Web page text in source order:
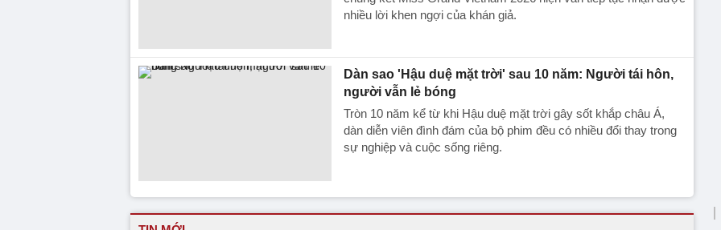
nhiều lời khen ngợi của khán giả.
Dàn sao 'Hậu duệ mặt trời' sau 10 năm: Người tái hôn,
người vẫn lẻ bóng
Tròn 10 năm kể từ khi Hậu duệ mặt trời gây sốt khắp châu Á,
dàn diễn viên đình đám của bộ phim đều có nhiều đổi thay trong
sự nghiệp và cuộc sống riêng.